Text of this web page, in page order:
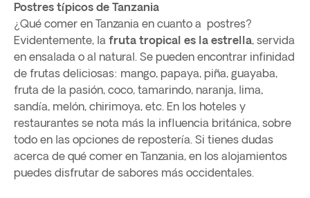
Postres típicos de Tanzania
¿Qué comer en Tanzania en cuanto a postres?
Evidentemente, la fruta tropical es la estrella, servida
en ensalada o al natural. Se pueden encontrar infinidad
de frutas deliciosas: mango, papaya, piña, guayaba,
fruta de la pasión, coco, tamarindo, naranja, lima,
sandía, melón, chirimoya, etc. En los hoteles y
restaurantes se nota más la influencia británica, sobre
todo en las opciones de repostería. Si tienes dudas
acerca de qué comer en Tanzania, en los alojamientos
puedes disfrutar de sabores más occidentales.